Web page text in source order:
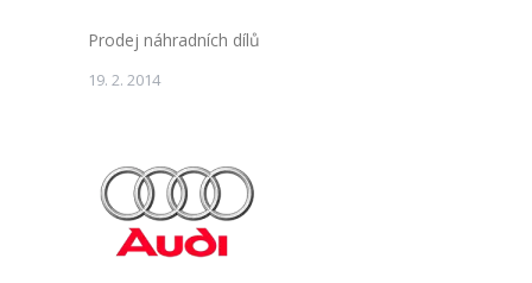
Prodej náhradních dílů
19. 2. 2014